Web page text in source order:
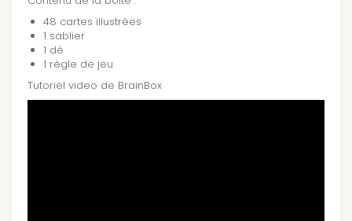
48 cartes illustrées
1 sablier
1 dé
1 règle de jeu
Tutoriel video de BrainBox